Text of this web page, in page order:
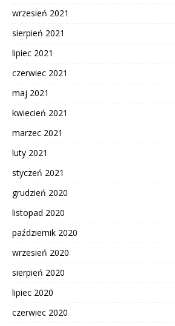
wrzesień 2021
sierpień 2021
lipiec 2021
czerwiec 2021
maj 2021
kwiecień 2021
marzec 2021
luty 2021
styczeń 2021
grudzień 2020
listopad 2020
październik 2020
wrzesień 2020
sierpień 2020
lipiec 2020
czerwiec 2020